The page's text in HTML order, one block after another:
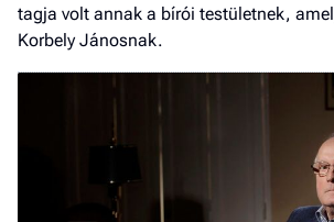
tagja volt annak a bírói testületnek,
Korbely Jánosnak.